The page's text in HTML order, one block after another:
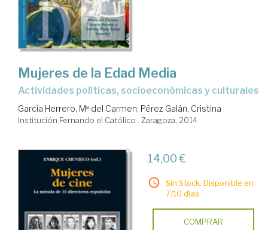
Mujeres de la Edad Media
actividades políticas, socioeconómicas y culturales
García Herrero, Mª del Carmen; Pérez Galán, Cristina
Institución Fernando el Católico . Zaragoza, 2014
14,00 €
Sin Stock. Disponible en
7/10 días.
COMPRAR